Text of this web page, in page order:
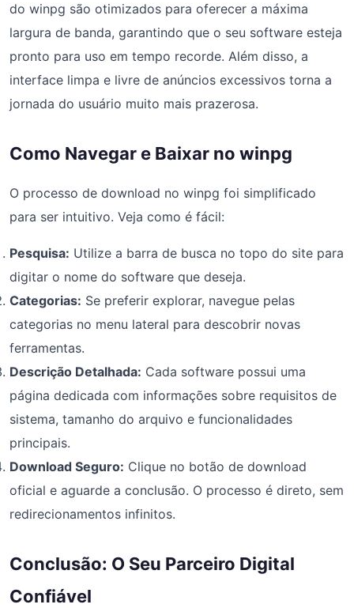
do winpg são otimizados para oferecer a máxima
largura de banda, garantindo que o seu software esteja
pronto para uso em tempo recorde. Além disso, a
interface limpa e livre de anúncios excessivos torna a
jornada do usuário muito mais prazerosa.
Como Navegar e Baixar no winpg
O processo de download no winpg foi simplificado
para ser intuitivo. Veja como é fácil:
Pesquisa: Utilize a barra de busca no topo do site para
digitar o nome do software que deseja.
Categorias: Se preferir explorar, navegue pelas
categorias no menu lateral para descobrir novas
ferramentas.
Descrição Detalhada: Cada software possui uma
página dedicada com informações sobre requisitos de
sistema, tamanho do arquivo e funcionalidades
principais.
Download Seguro: Clique no botão de download
oficial e aguarde a conclusão. O processo é direto, sem
redirecionamentos infinitos.
Conclusão: O Seu Parceiro Digital
Confiável